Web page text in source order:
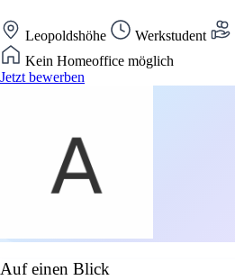
Leopoldshöhe Werkstudent
Kein Homeoffice möglich
Jetzt bewerben
Auf einen Blick